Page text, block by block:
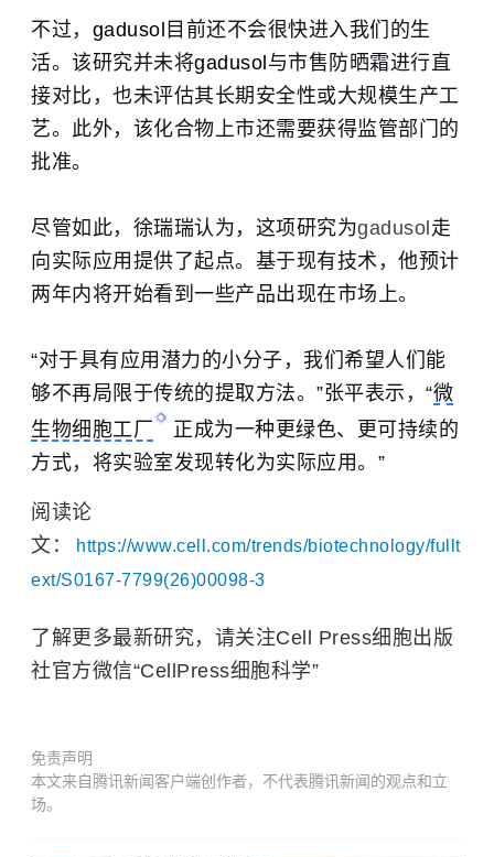
不过， gadusol 目前还不会很快进入我们的生
活。该研究并未将gadusol与市售防晒霜进行直
接对比，也未评估其长期安全性或大规模生产工
艺。此外，该化合物上市还需要获得监管部门的
批准。
尽管如此，徐瑞瑞认为，这项研究为gadusol走
向实际应用提供了起点。基于现有技术，他预计
两年内将开始看到一些产品出现在市场上。
“对于具有应用潜力的小分子，我们希望人们能
够不再局限于传统的提取方法。”张平表示，“微
生物细胞工厂
正成为一种更绿色、更可持续的
方式，将实验室发现转化为实际应用。”
阅读论
文：
https://www.cell.com/trends/biotechnology/fullt
ext/S0167-7799(26)00098-3
了解更多最新研究，请关注Cell Press细胞出版
社官方微信“CellPress细胞科学”
免责声明
本文来自腾讯新闻客户端创作者，不代表腾讯新闻的观点和立
场。